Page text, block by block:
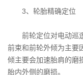
3、轮胎精确定位
前轮定位对电动巡逻
前束和前轮外倾为主要
倾主要会加速胎肩的磨
胎内外侧的磨损。